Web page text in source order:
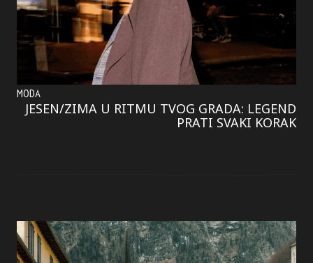
MODA
JESEN/ZIMA U RITMU TVOG GRADA: LEGEND
PRATI SVAKI KORAK